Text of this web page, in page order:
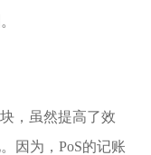
，虽然提高了效
因为，PoS的记账